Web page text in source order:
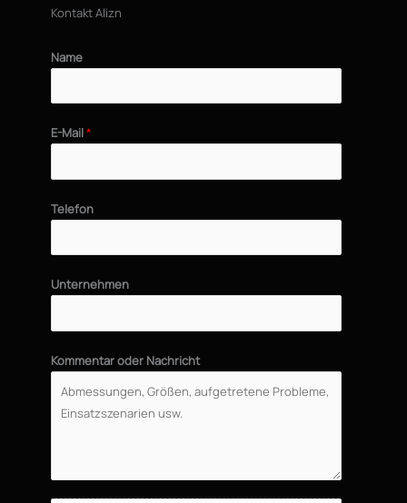
Kontakt Alizn
Name
E-Mail*
Telefon
Unternehmen
Kommentar oder Nachricht